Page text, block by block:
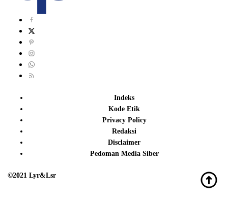
Indeks
Kode Etik
Privacy Policy
Redaksi
Disclaimer
Pedoman Media Siber
©2021 Lyr&Lsr